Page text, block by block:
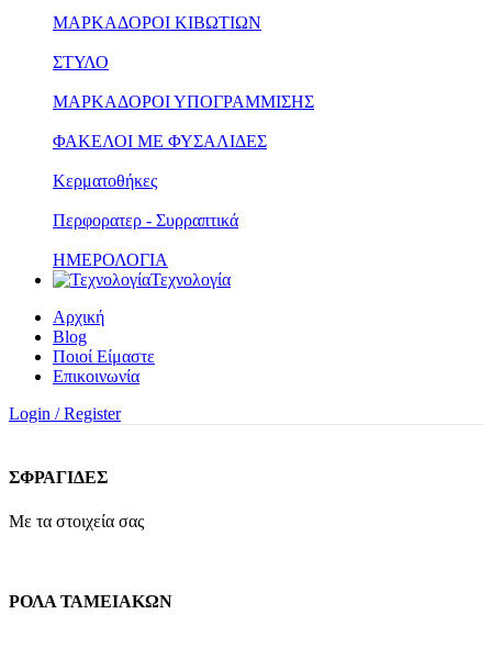
ΜΑΡΚΑΔΟΡΟΙ ΚΙΒΩΤΙΩΝ
ΣΤΥΛΟ
ΜΑΡΚΑΔΟΡΟΙ ΥΠΟΓΡΑΜΜΙΣΗΣ
ΦΑΚΕΛΟΙ ΜΕ ΦΥΣΑΛΙΔΕΣ
Κερματοθήκες
Περφορατερ - Συρραπτικά
ΗΜΕΡΟΛΟΓΙΑ
Τεχνολογία
Αρχική
Blog
Ποιοί Είμαστε
Επικοινωνία
Login / Register
ΣΦΡΑΓΙΔΕΣ
Με τα στοιχεία σας
ΡΟΛΑ ΤΑΜΕΙΑΚΩΝ